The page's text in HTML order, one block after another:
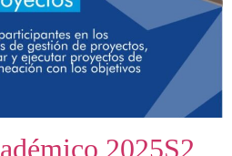
2025S2